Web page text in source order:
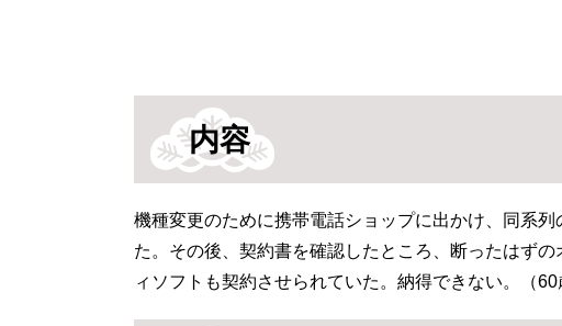
内容
機種変更のために携帯電話ショップに出かけ、同系
た。その後、契約書を確認したところ、断ったはず
ィソフトも契約させられていた。納得できない。（60